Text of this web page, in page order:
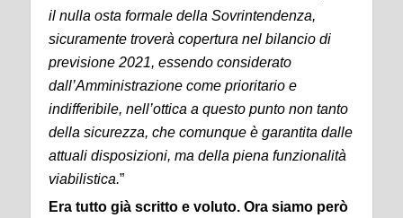
il nulla osta formale della Sovrintendenza,
sicuramente troverà copertura nel bilancio di
previsione 2021, essendo considerato
dall’Amministrazione come prioritario e
indifferibile, nell’ottica a questo punto non tanto
della sicurezza, che comunque è garantita dalle
attuali disposizioni, ma della piena funzionalità
viabilistica.”
Era tutto già scritto e voluto. Ora siamo però